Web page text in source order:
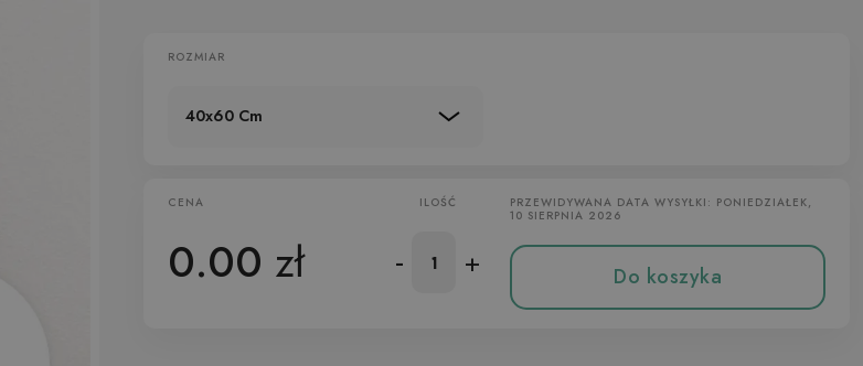
ROZMIAR
40x60 Cm
CENA
0.00 zł
ILOŚĆ
- +
PRZEWIDYWANA DATA WYSYŁKI: PONIEDZIAŁEK,
10 SIERPNIA 2026
Do koszyka